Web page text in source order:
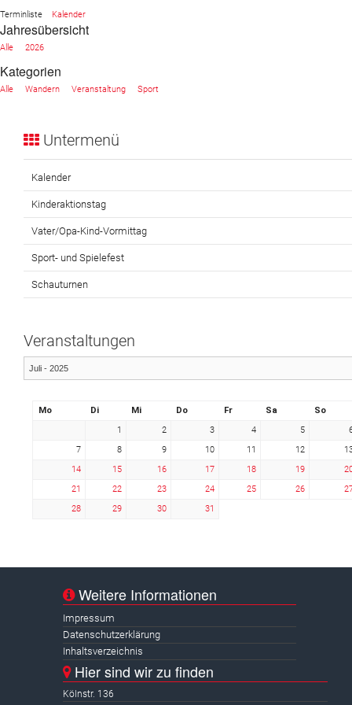
Website
Terminliste Kalender
Jahresübersicht
Alle 2026
Kategorien
Alle Wandern Veranstaltung Sport
Untermenü
Kalender
Kinderaktionstag
Vater/Opa-Kind-Vormittag
Sport- und Spielefest
Schauturnen
Veranstaltungen
Mo Di Mi Do Fr Sa
So
1
2 3 4 5
7
8 9 10 11 12
14
15 16 17 18 19
21
22 23 24 25 26
28
29 30 31
Weitere Informationen
Impressum
Datenschutzerklärung
Inhaltsverzeichnis
Hier sind wir zu finden
Kölnstr. 136